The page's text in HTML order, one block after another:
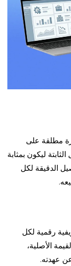
مطلقة على
ليكون بمثابة
الدقيقة لكل
رقمية لكل
الأصلية،
عهدته.